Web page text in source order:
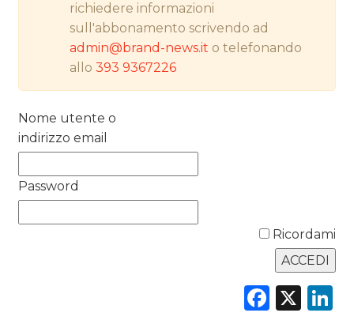
RADIO / AUDIO
DATI
richiedere informazioni
sull'abbonamento scrivendo ad
admin@brand-news.it o telefonando
allo393 9367226
Nome utente o
indirizzo email
Password
Ricordami
X